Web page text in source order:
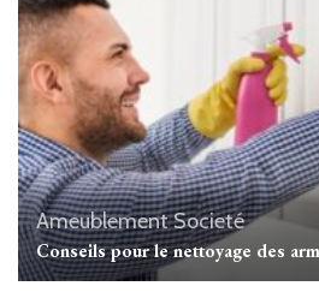
AmeublementSocieté
Conseils pour le nettoyage des